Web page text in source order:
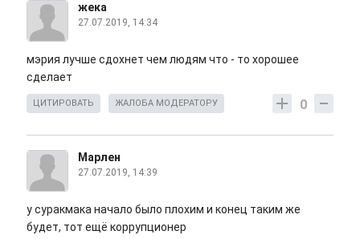
жека
27.07.2019, 14:34
мэрия лучше сдохнет чем людям что - то хорошее
сделает
0
ЦИТИРОВАТЬ ЖАЛОБА МОДЕРАТОРУ
Марлен
27.07.2019, 14:39
у суракмака начало было плохим и конец таким же
будет, тот ещё коррупционер